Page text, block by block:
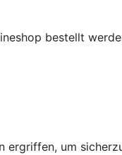
bestellt
ergriffen, um